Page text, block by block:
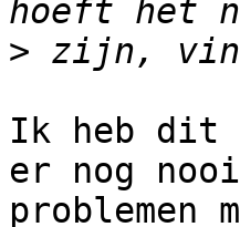
>
Ik heb dit
er nog
problemen